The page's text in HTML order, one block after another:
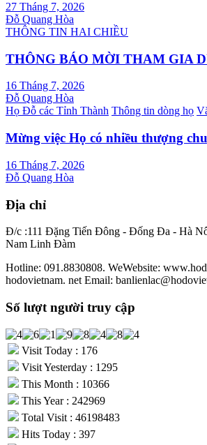
27 Tháng 7, 2026
Đỗ Quang Hòa
THÔNG TIN HAI CHIỀU
THÔNG BÁO MỜI THAM GIA
16 Tháng 7, 2026
Đỗ Quang Hòa
Họ Đỗ các Tỉnh Thành Thông tin dòng họ
Mừng việc Họ có nhiều thượng
16 Tháng 7, 2026
Đỗ Quang Hòa
Địa chỉ
Đ/c :111 Đặng Tiến Đông - Đống Đa - Hà
Nam Linh Đàm
Hotline: 091.8830808. WeWebsite:
hodovietnam. net Email:
Số lượt người truy cập
Visit Today : 176
Visit Yesterday : 1295
This Month : 10366
This Year : 242969
Total Visit : 46198483
Hits Today : 397